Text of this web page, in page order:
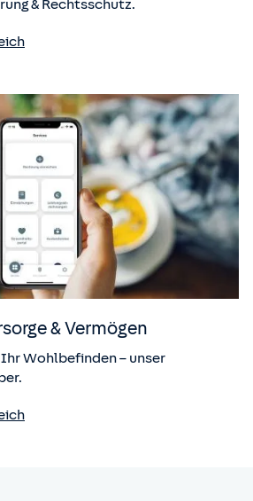
& Rechtsschutz.
& Vermögen
Wohlbefinden – unser